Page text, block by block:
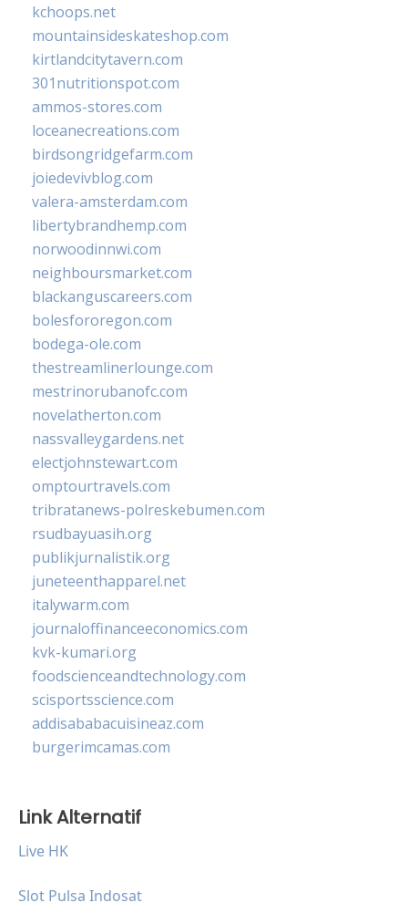
kchoops.net
mountainsideskateshop.com
kirtlandcitytavern.com
301nutritionspot.com
ammos-stores.com
loceanecreations.com
birdsongridgefarm.com
joiedevivblog.com
valera-amsterdam.com
libertybrandhemp.com
norwoodinnwi.com
neighboursmarket.com
blackanguscareers.com
bolesfororegon.com
bodega-ole.com
thestreamlinerlounge.com
mestrinorubanofc.com
novelatherton.com
nassvalleygardens.net
electjohnstewart.com
omptourtravels.com
tribratanews-polreskebumen.com
rsudbayuasih.org
publikjurnalistik.org
juneteenthapparel.net
italywarm.com
journaloffinanceeconomics.com
kvk-kumari.org
foodscienceandtechnology.com
scisportsscience.com
addisababacuisineaz.com
burgerimcamas.com
Link Alternatif
Live HK
Slot Pulsa Indosat